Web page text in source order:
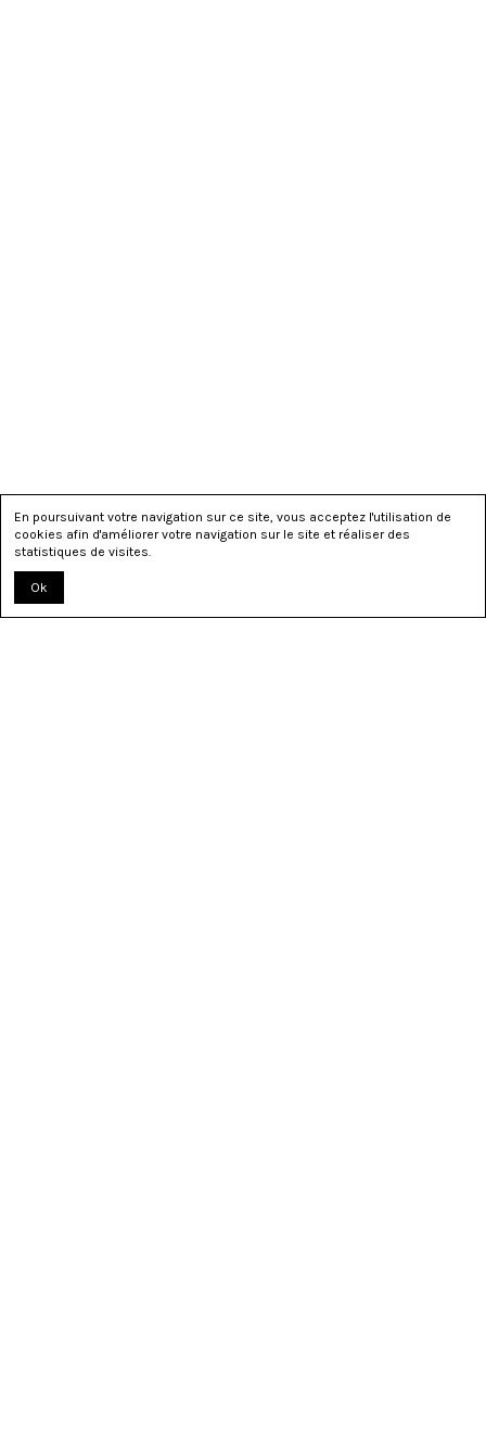
En poursuivant votre navigation sur ce site, vous acceptez l'utilisation de
cookies afin d'améliorer votre navigation sur le site et réaliser des
statistiques de visites.
Ok